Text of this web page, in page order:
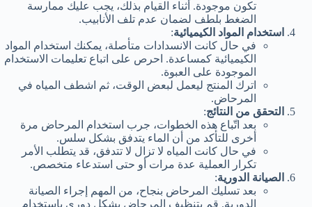
تكون موجودة. أثناء القيام بذلك، يجب عليك ممارسة
الضغط بلطف لضمان عدم تلف الأنابيب.
استخدام المواد الكيميائية:
في حال كانت الانسدادات متأصلة، يمكنك استخدام المواد
الكيميائية كمساعدة. احرص على اتباع تعليمات الاستخدام
الموجودة على العبوة.
اترك المنتج ليعمل لبعض الوقت، ثم اشطف المياه في
المرحاض.
التحقق من النتائج:
بعد اتّباع هذه الخطوات، جرب استخدام المرحاض مرة
أخرى للتأكد من أن الماء يتدفق بشكل سلس.
في حال كانت المياه لا تزال لا تتدفق، قد يتطلب الأمر
تكرار العملية عدة مرات أو حتى استدعاء متخصص.
الصيانة الدورية:
بعد تسليك المرحاض بنجاح، من المهم إجراء الصيانة
الدورية. قم بتنظيف المرحاض بشكل دوري باستخدام